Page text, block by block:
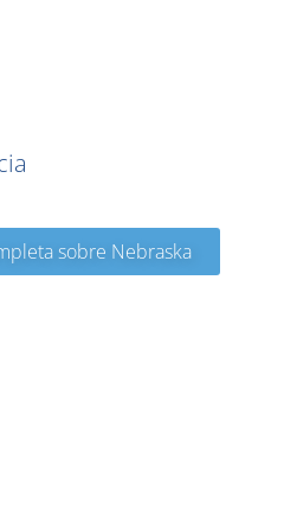
sobre Nebraska